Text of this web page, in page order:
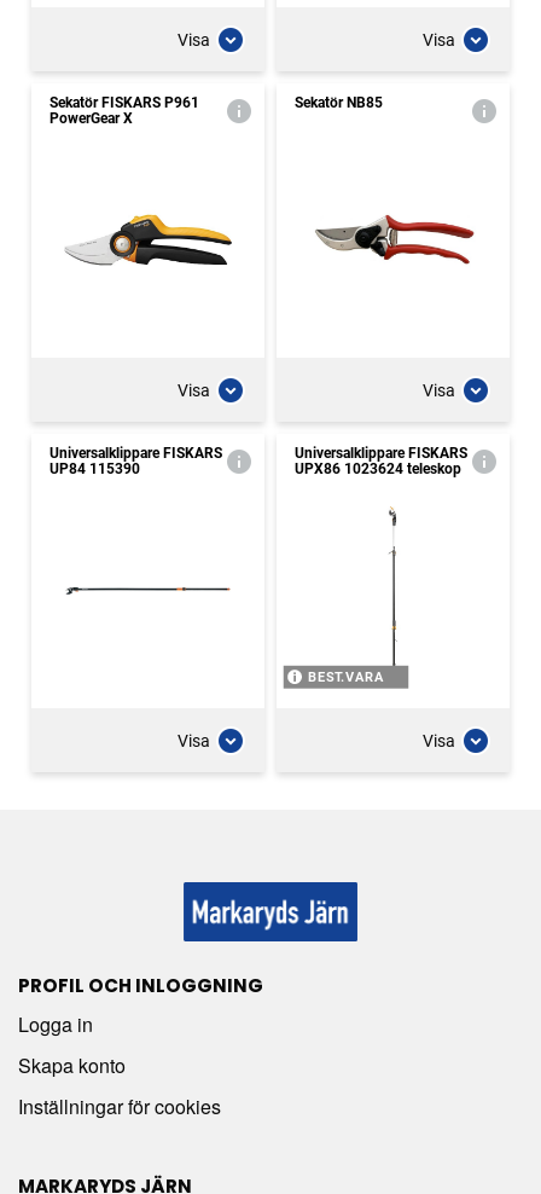
Visa Visa
Sekatör FISKARS P961
PowerGear X
Visa
Sekatör NB85
Visa
Universalklippare FISKARS
UP84 115390
Visa
Universalklippare FISKARS
UPX86 1023624 teleskop
BEST.VARA
Visa
PROFIL OCH INLOGGNING
Logga in
Skapa konto
Inställningar för cookies
MARKARYDS JÄRN